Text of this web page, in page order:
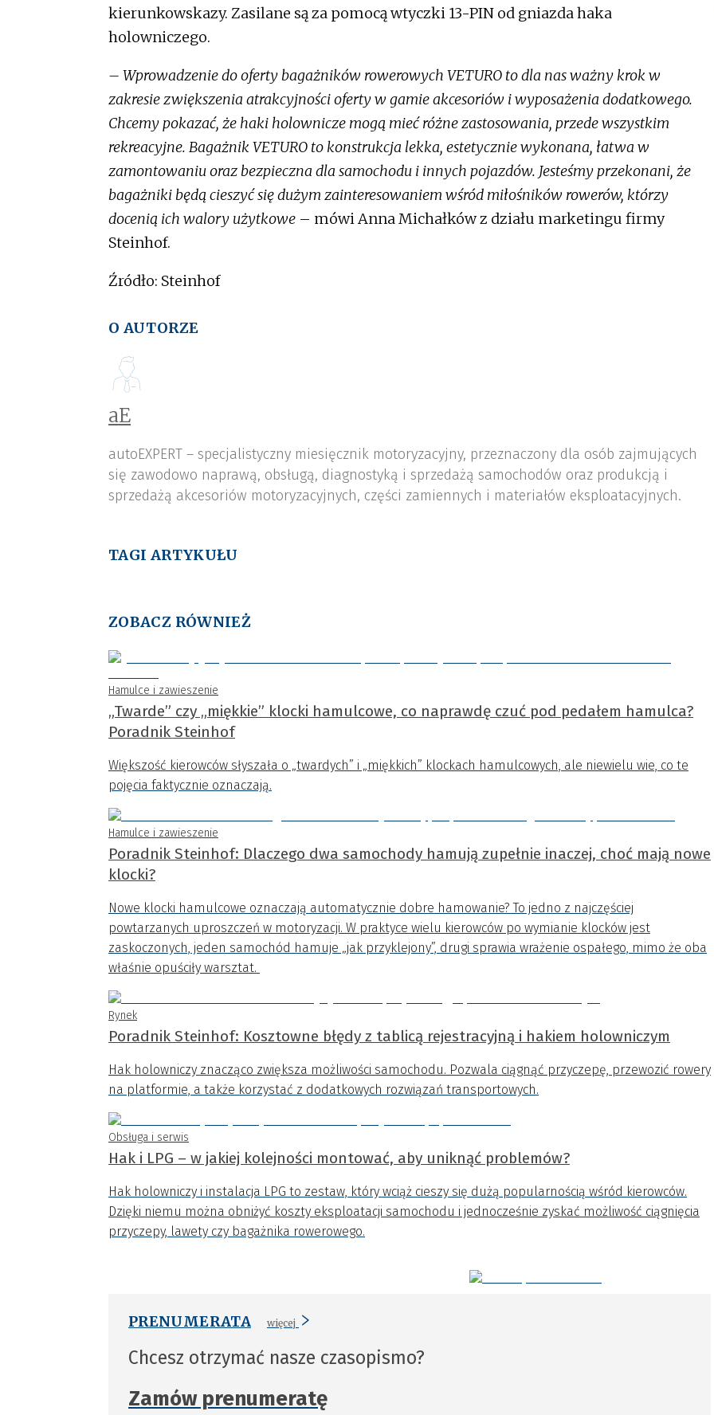
kierunkowskazy. Zasilane są za pomocą wtyczki 13-PIN od gniazda haka
holowniczego.
– Wprowadzenie do oferty bagażników rowerowych VETURO to dla nas ważny krok w
zakresie zwiększenia atrakcyjności oferty w gamie akcesoriów i wyposażenia dodatkowego.
Chcemy pokazać, że haki holownicze mogą mieć różne zastosowania, przede wszystkim
rekreacyjne. Bagażnik VETURO to konstrukcja lekka, estetycznie wykonana, łatwa w
zamontowaniu oraz bezpieczna dla samochodu i innych pojazdów. Jesteśmy przekonani, że
bagażniki będą cieszyć się dużym zainteresowaniem wśród miłośników rowerów, którzy
docenią ich walory użytkowe – mówi Anna Michałków z działu marketingu firmy
Steinhof.
Źródło: Steinhof
O AUTORZE
aE
autoEXPERT – specjalistyczny miesięcznik motoryzacyjny, przeznaczony dla osób zajmujących
się zawodowo naprawą, obsługą, diagnostyką i sprzedażą samochodów oraz produkcją i
sprzedażą akcesoriów motoryzacyjnych, części zamiennych i materiałów eksploatacyjnych.
TAGI ARTYKUŁU
ZOBACZ RÓWNIEŻ
Hamulce i zawieszenie
„Twarde” czy „miękkie” klocki hamulcowe, co naprawdę czuć pod pedałem hamulca?
Poradnik Steinhof
Większość kierowców słyszała o „twardych” i „miękkich” klockach hamulcowych, ale niewielu wie, co te
pojęcia faktycznie oznaczają.
Hamulce i zawieszenie
Poradnik Steinhof: Dlaczego dwa samochody hamują zupełnie inaczej, choć mają nowe
klocki?
Nowe klocki hamulcowe oznaczają automatycznie dobre hamowanie? To jedno z najczęściej
powtarzanych uproszczeń w motoryzacji. W praktyce wielu kierowców po wymianie klocków jest
zaskoczonych, jeden samochód hamuje „jak przyklejony”, drugi sprawia wrażenie ospałego, mimo że oba
właśnie opuściły warsztat.
Rynek
Poradnik Steinhof: Kosztowne błędy z tablicą rejestracyjną i hakiem holowniczym
Hak holowniczy znacząco zwiększa możliwości samochodu. Pozwala ciągnąć przyczepę, przewozić rowery
na platformie, a także korzystać z dodatkowych rozwiązań transportowych.
Obsługa i serwis
Hak i LPG – w jakiej kolejności montować, aby uniknąć problemów?
Hak holowniczy i instalacja LPG to zestaw, który wciąż cieszy się dużą popularnością wśród kierowców.
Dzięki niemu można obniżyć koszty eksploatacji samochodu i jednocześnie zyskać możliwość ciągnięcia
przyczepy, lawety czy bagażnika rowerowego.
PRENUMERATA więcej
Chcesz otrzymać nasze czasopismo?
Zamów prenumeratę